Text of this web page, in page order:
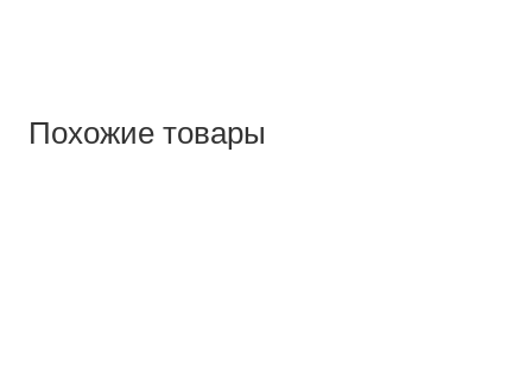
Похожие товары